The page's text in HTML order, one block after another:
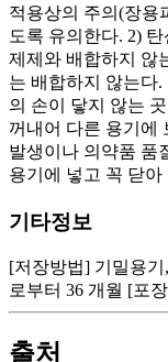
적용상의 주의(장용
도록 유의한다. 2)
제제와 배합하지 않
는 배합하지 않는다.
의 손이 닿지 않는
꺼내어 다른 용기에
발생이나 의약품 품
용기에 넣고 꼭 닫아
기타정보
[저장방법] 기밀용
로부터 36 개월 [포
출처